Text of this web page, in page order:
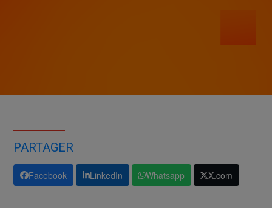
PARTAGER
Facebook LinkedIn Whatsapp X.com